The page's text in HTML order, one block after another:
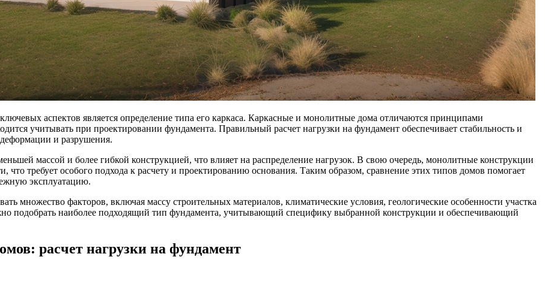
аспектов является определение типа его каркаса. Каркасные и монолитные дома отличаются принципами
учитывать при проектировании фундамента. Правильный расчет нагрузки на фундамент обеспечивает стабильность и
и разрушения.
массой и более гибкой конструкцией, что влияет на распределение нагрузок. В свою очередь, монолитные конструкции
требует особого подхода к расчету и проектированию основания. Таким образом, сравнение этих типов домов помогает
эксплуатацию.
множество факторов, включая массу строительных материалов, климатические условия, геологические особенности участка
подобрать наиболее подходящий тип фундамента, учитывающий специфику выбранной конструкции и обеспечивающий
расчет нагрузки на фундамент